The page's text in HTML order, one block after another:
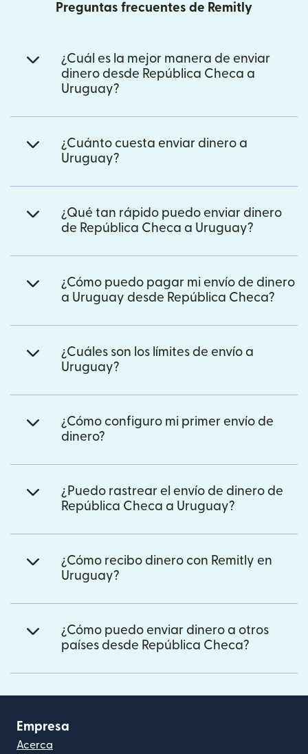
Preguntas frecuentes de Remitly
¿Cuál es la mejor manera de enviar
dinero desde República Checa a
Uruguay?
¿Cuánto cuesta enviar dinero a
Uruguay?
¿Qué tan rápido puedo enviar dinero
de República Checa a Uruguay?
¿Cómo puedo pagar mi envío de dinero
a Uruguay desde República Checa?
¿Cuáles son los límites de envío a
Uruguay?
¿Cómo configuro mi primer envío de
dinero?
¿Puedo rastrear el envío de dinero de
República Checa a Uruguay?
¿Cómo recibo dinero con Remitly en
Uruguay?
¿Cómo puedo enviar dinero a otros
países desde República Checa?
Empresa
Acerca